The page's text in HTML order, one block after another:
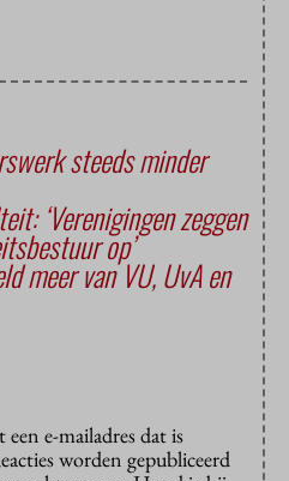
steeds minder
‘Verenigingen zeggen
op’
meer van VU, UvA en
e-mailadres dat is
worden gepubliceerd